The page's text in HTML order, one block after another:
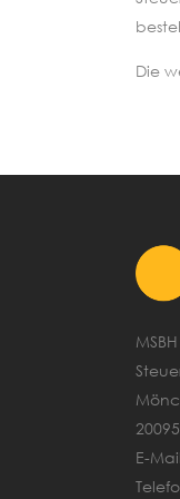
Die
E-